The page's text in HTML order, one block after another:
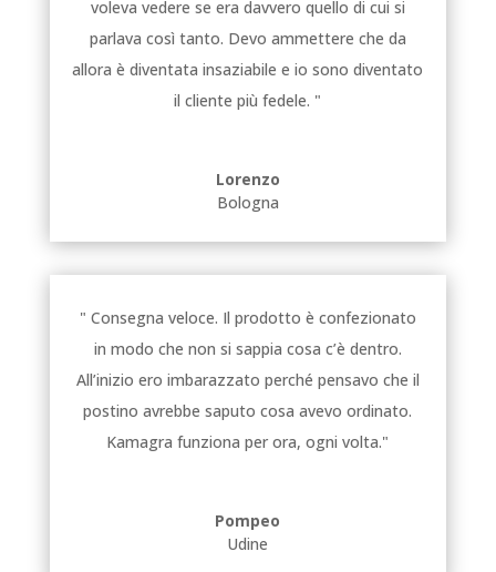
voleva vedere se era davvero quello di cui si
parlava così tanto. Devo ammettere che da
allora è diventata insaziabile e io sono diventato
il cliente più fedele. "
Lorenzo
Bologna
" Consegna veloce. Il prodotto è confezionato
in modo che non si sappia cosa c’è dentro.
All’inizio ero imbarazzato perché pensavo che il
postino avrebbe saputo cosa avevo ordinato.
Kamagra funziona per ora, ogni volta."
Pompeo
Udine